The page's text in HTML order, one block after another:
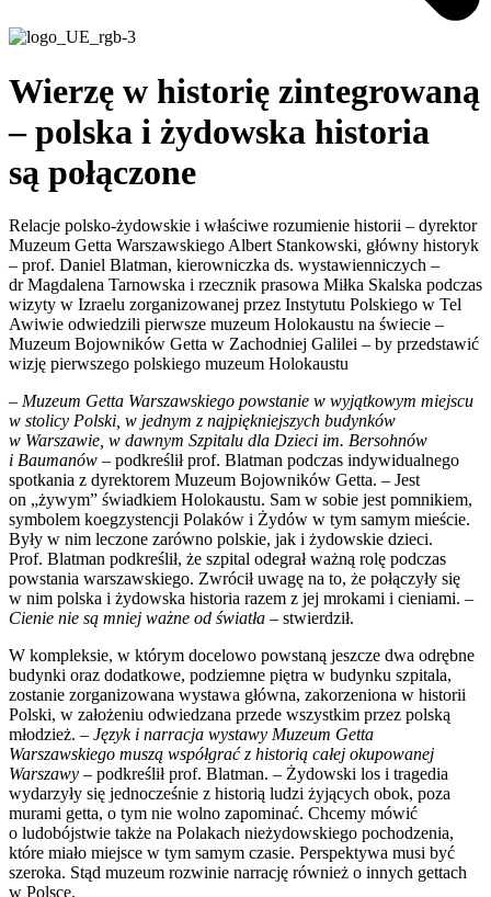
Wierzę w historię zintegrowaną
– polska i żydowska historia
są połączone
Relacje polsko-żydowskie i właściwe rozumienie historii – dyrektor
Muzeum Getta Warszawskiego Albert Stankowski, główny historyk
– prof. Daniel Blatman, kierowniczka ds. wystawienniczych –
dr Magdalena Tarnowska i rzecznik prasowa Miłka Skalska podczas
wizyty w Izraelu zorganizowanej przez Instytutu Polskiego w Tel
Awiwie odwiedzili pierwsze muzeum Holokaustu na świecie –
Muzeum Bojowników Getta w Zachodniej Galilei – by przedstawić
wizję pierwszego polskiego muzeum Holokaustu
– Muzeum Getta Warszawskiego powstanie w wyjątkowym miejscu
w stolicy Polski, w jednym z najpiękniejszych budynków
w Warszawie, w dawnym Szpitalu dla Dzieci im. Bersohnów
i Baumanów – podkreślił prof. Blatman podczas indywidualnego
spotkania z dyrektorem Muzeum Bojowników Getta. – Jest
on „żywym” świadkiem Holokaustu. Sam w sobie jest pomnikiem,
symbolem koegzystencji Polaków i Żydów w tym samym mieście.
Były w nim leczone zarówno polskie, jak i żydowskie dzieci.
Prof. Blatman podkreślił, że szpital odegrał ważną rolę podczas
powstania warszawskiego. Zwrócił uwagę na to, że połączyły się
w nim polska i żydowska historia razem z jej mrokami i cieniami. –
Cienie nie są mniej ważne od światła – stwierdził.
W kompleksie, w którym docelowo powstaną jeszcze dwa odrębne
budynki oraz dodatkowe, podziemne piętra w budynku szpitala,
zostanie zorganizowana wystawa główna, zakorzeniona w historii
Polski, w założeniu odwiedzana przede wszystkim przez polską
młodzież. – Język i narracja wystawy Muzeum Getta
Warszawskiego muszą współgrać z historią całej okupowanej
Warszawy – podkreślił prof. Blatman. – Żydowski los i tragedia
wydarzyły się jednocześnie z historią ludzi żyjących obok, poza
murami getta, o tym nie wolno zapominać. Chcemy mówić
o ludobójstwie także na Polakach nieżydowskiego pochodzenia,
które miało miejsce w tym samym czasie. Perspektywa musi być
szeroka. Stąd muzeum rozwinie narrację również o innych gettach
w Polsce.